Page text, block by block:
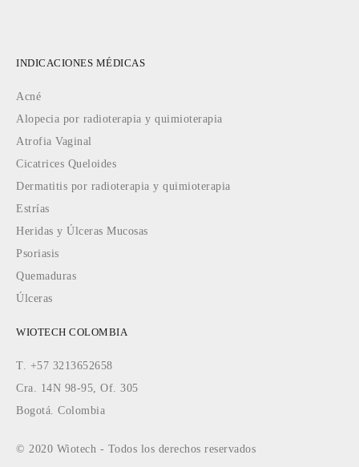
INDICACIONES MÉDICAS
Acné
Alopecia por radioterapia y quimioterapia
Atrofia Vaginal
Cicatrices Queloides
Dermatitis por radioterapia y quimioterapia
Estrías
Heridas y Úlceras Mucosas
Psoriasis
Quemaduras
Úlceras
WIOTECH COLOMBIA
T. +57 3213652658
Cra. 14N 98-95, Of. 305
Bogotá. Colombia
© 2020 Wiotech - Todos los derechos reservados